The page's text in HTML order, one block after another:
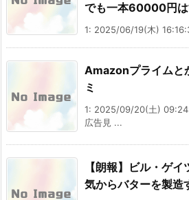
でも一本60000円は
1: 2025/06/19(木)
Amazonプライムと
ミ
1: 2025/09/20(土)
広告見 ...
【朗報】ビル・ゲ
気からバターを製造